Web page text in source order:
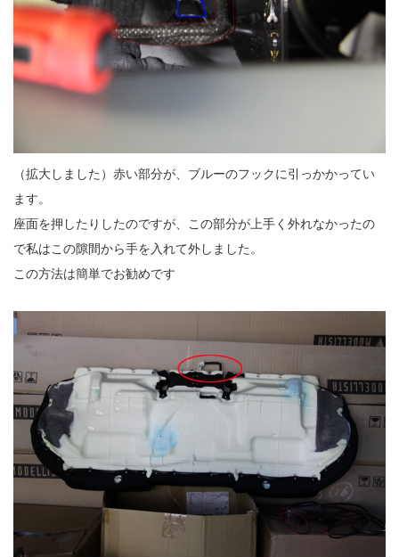
（拡大しました）赤い部分が、ブルーのフックに引っかかってい
ます。
座面を押したりしたのですが、この部分が上手く外れなかったの
で私はこの隙間から手を入れて外しました。
この方法は簡単でお勧めです